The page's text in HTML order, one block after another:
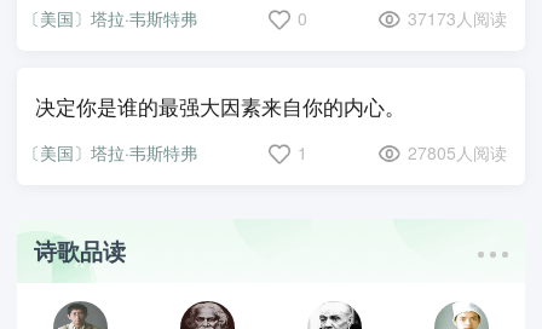
〔美国〕塔拉·韦斯特弗 0 37173人阅读
决定你是谁的最强大因素来自你的内心。
〔美国〕塔拉·韦斯特弗 1 27805人阅读
诗歌品读